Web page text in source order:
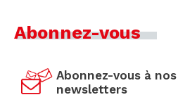
Abonnez-vous
Abonnez-vous à nos
newsletters